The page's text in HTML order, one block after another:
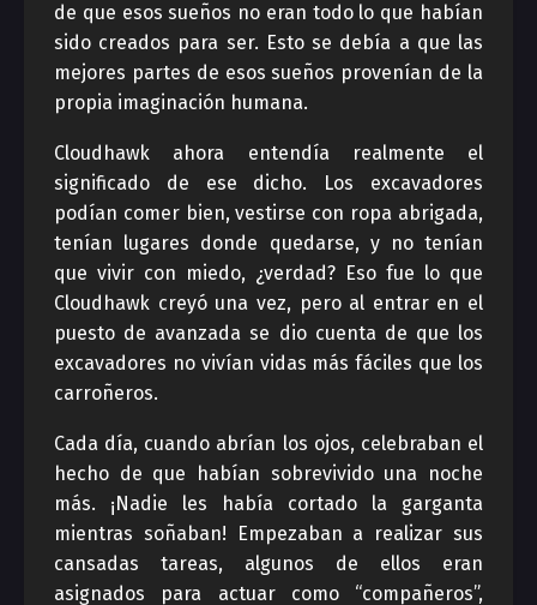
de que esos sueños no eran todo lo que habían
sido creados para ser. Esto se debía a que las
mejores partes de esos sueños provenían de la
propia imaginación humana.
Cloudhawk ahora entendía realmente el
significado de ese dicho. Los excavadores
podían comer bien, vestirse con ropa abrigada,
tenían lugares donde quedarse, y no tenían
que vivir con miedo, ¿verdad? Eso fue lo que
Cloudhawk creyó una vez, pero al entrar en el
puesto de avanzada se dio cuenta de que los
excavadores no vivían vidas más fáciles que los
carroñeros.
Cada día, cuando abrían los ojos, celebraban el
hecho de que habían sobrevivido una noche
más. ¡Nadie les había cortado la garganta
mientras soñaban! Empezaban a realizar sus
cansadas tareas, algunos de ellos eran
asignados para actuar como “compañeros”,